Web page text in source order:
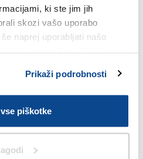
ki ste jim jih
skozi vašo uporabo
naprej uporabljati našo
Prikaži podrobnosti
piškotke
pa so jih le ZDA.
športu je bilo odmevnih
ki jih je izrekel novinar
srečanjem v Krminu, so
ekipe sestavljali večinoma
bili bolj izobraženi in so
kulturni, tako da so z
težave in ovire. Drugi
»umirati u lepoti«, saj je bil